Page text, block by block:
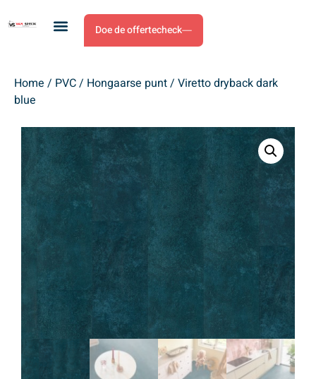
Doe de offertecheck
Home / PVC/ Hongaarse punt/ Viretto dryback dark
blue